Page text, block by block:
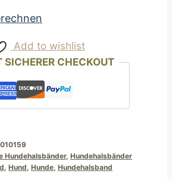
Add to wishlist
SICHERER CHECKOUT
Hundehalsbänder, Hundehalsbänder
, Hund, Hunde, Hundehalsband